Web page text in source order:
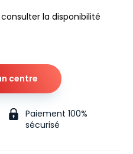
la disponibilité
centre
Paiement 100%
sécurisé